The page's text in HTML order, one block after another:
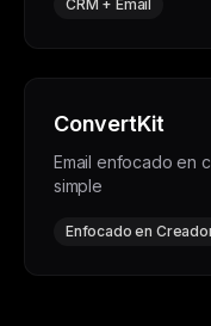
CRM + Email
ConvertKit
Email enfocado en
simple
Enfocado en